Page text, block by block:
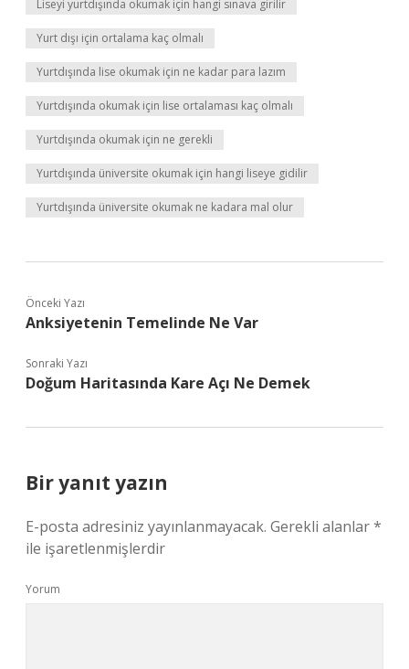
Liseyi yurtdışında okumak için hangi sınava girilir
Yurt dışı için ortalama kaç olmalı
Yurtdışında lise okumak için ne kadar para lazım
Yurtdışında okumak için lise ortalaması kaç olmalı
Yurtdışında okumak için ne gerekli
Yurtdışında üniversite okumak için hangi liseye gidilir
Yurtdışında üniversite okumak ne kadara mal olur
Önceki Yazı
Anksiyetenin Temelinde Ne Var
Sonraki Yazı
Doğum Haritasında Kare Açı Ne Demek
Bir yanıt yazın
E-posta adresiniz yayınlanmayacak. Gerekli alanlar*
ile işaretlenmişlerdir
Yorum